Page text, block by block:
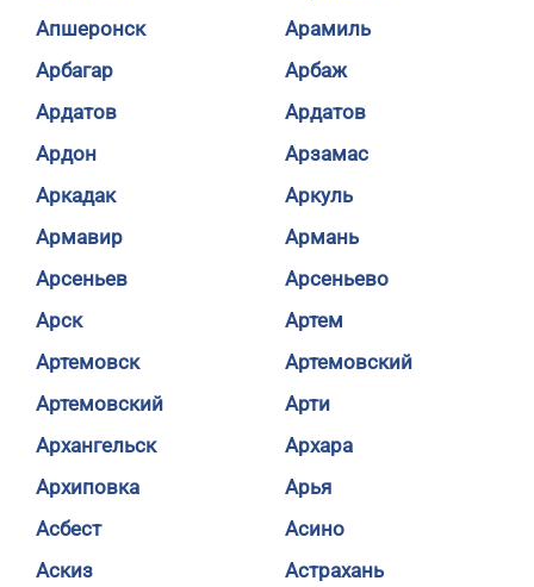
Апшеронск
Арамиль
Арбагар
Арбаж
Ардатов
Ардатов
Ардон
Арзамас
Аркадак
Аркуль
Армавир
Армань
Арсеньев
Арсеньево
Арск
Артем
Артемовск
Артемовский
Артемовский
Арти
Архангельск
Архара
Архиповка
Арья
Асбест
Асино
Аскиз
Астрахань